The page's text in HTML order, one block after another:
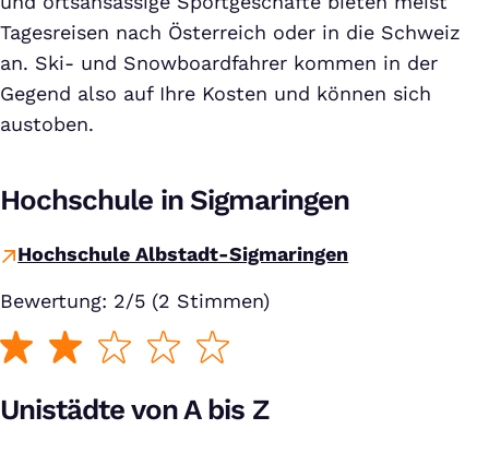
Tagesreisen nach Österreich oder in die Schweiz
an. Ski- und Snowboardfahrer kommen in der
Gegend also auf Ihre Kosten und können sich
austoben.
Hochschule in Sigmaringen
Hochschule Albstadt-Sigmaringen
Bewertung: 2/5 (2 Stimmen)
Unistädte von A bis Z